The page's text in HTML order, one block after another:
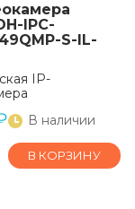
IPC-
S-IL-
IP-
В наличии
В КОРЗИНУ